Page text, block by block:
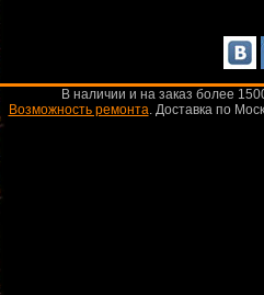
В наличии и на заказ более
Возможность ремонта.Доставка по